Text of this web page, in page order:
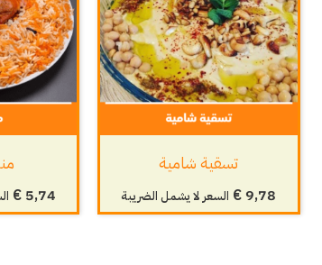
تسقية شامية
€ 9,78 السعر لا يشمل الضريبة €5,74